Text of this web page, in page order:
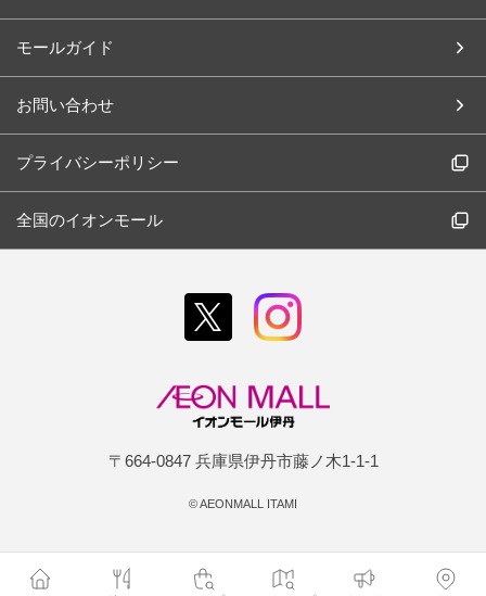
モールガイド
お問い合わせ
プライバシーポリシー
全国のイオンモール
〒664-0847 兵庫県伊丹市藤ノ木1-1-1
©AEONMALL ITAMI